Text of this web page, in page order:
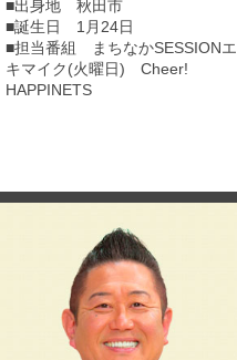
■出身地 秋田市
■誕生日 1月24日
■担当番組 まちなかSESSIONエ
キマイク(火曜日) Cheer!
HAPPINETS